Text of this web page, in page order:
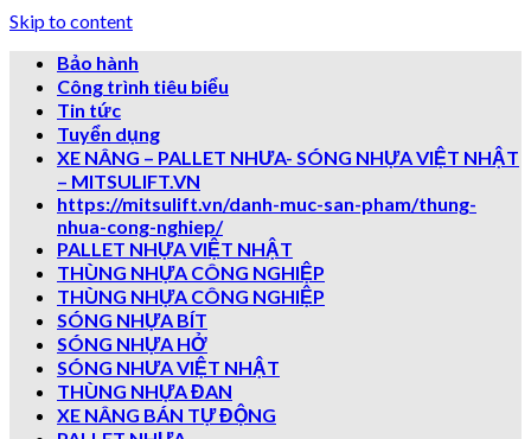
Skip to content
Bảo hành
Công trình tiêu biểu
Tin tức
Tuyển dụng
XE NÂNG – PALLET NHƯA- SÓNG NHỰA VIỆT NHẬT
– MITSULIFT.VN
https://mitsulift.vn/danh-muc-san-pham/thung-
nhua-cong-nghiep/
PALLET NHỰA VIỆT NHẬT
THÙNG NHỰA CÔNG NGHIỆP
THÙNG NHỰA CÔNG NGHIỆP
SÓNG NHỰA BÍT
SÓNG NHỰA HỞ
SÓNG NHƯA VIỆT NHẬT
THÙNG NHỰA ĐAN
XE NÂNG BÁN TỰ ĐỘNG